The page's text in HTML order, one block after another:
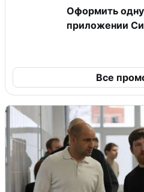
Оформить
приложении
Все